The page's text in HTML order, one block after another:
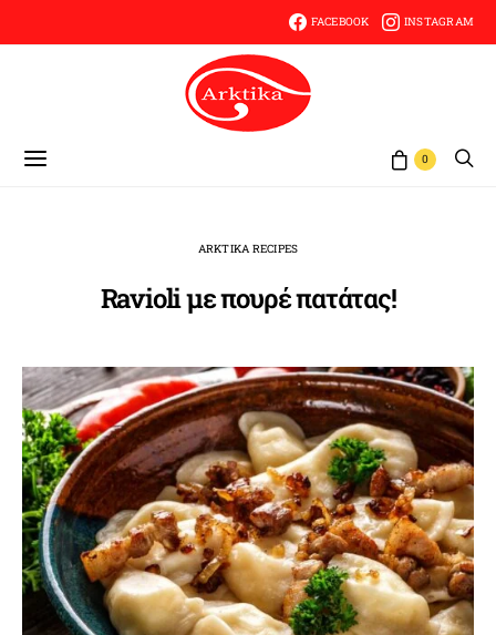
FACEBOOK INSTAGRAM
0
ARKTIKA RECIPES
Ravioli με πουρέ πατάτας!